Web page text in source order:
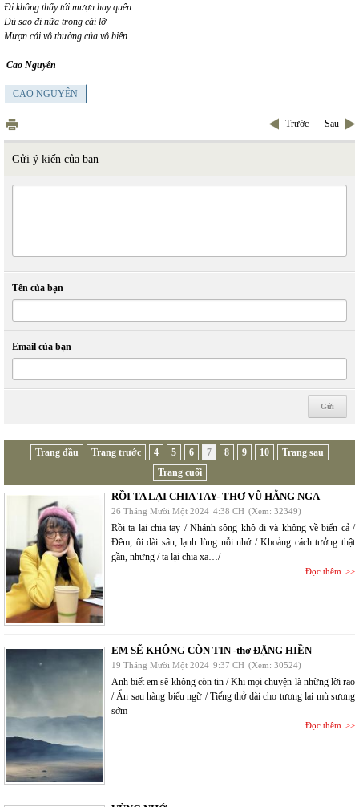
Đi không thấy tới mượn hay quên
Dù sao đi nữa trong cái lỡ
Mượn cái vô thường của vô biên
Cao Nguyên
CAO NGUYÊN
Trước Sau
Gửi ý kiến của bạn
Tên của bạn
Email của bạn
Trang đầu Trang trước 4 5 6 7 8 9 10
Trang sau
Trang cuối
RỒI TA LẠI CHIA TAY- THƠ VŨ HẰNG NGA
26 Tháng Mười Một 2024 4:38 CH (Xem: 32349)
Rồi ta lại chia tay / Nhánh sông khô đi và không về biển cả /
Đêm, ôi dài sâu, lạnh lùng nỗi nhớ / Khoảng cách tưởng thật
gần, nhưng / ta lại chia xa…/
Đọc thêm
EM SẼ KHÔNG CÒN TIN -thơ ĐẶNG HIỀN
19 Tháng Mười Một 2024 9:37 CH (Xem: 30524)
Anh biết em sẽ không còn tin / Khi mọi chuyện là những lời rao
/ Ẩn sau hàng biểu ngữ / Tiếng thở dài cho tương lai mù sương
sớm
Đọc thêm